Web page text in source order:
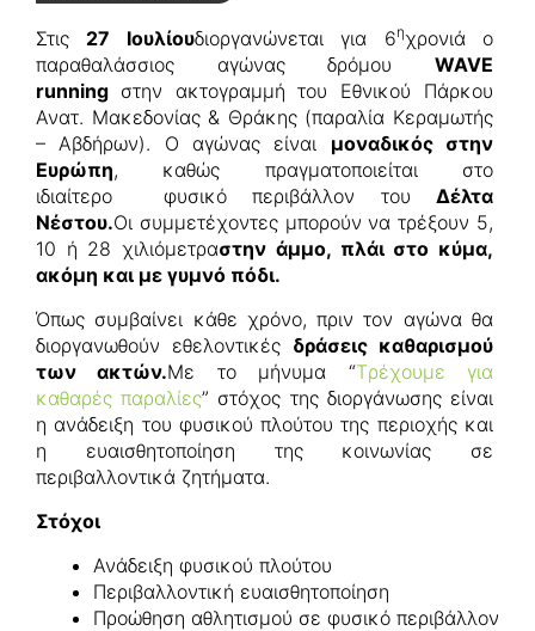
Στις 27 Ιουλίουδιοργανώνεται για 6ηχρονιά ο
παραθαλάσσιος αγώνας δρόμου WAVE
running στην ακτογραμμή του Εθνικού Πάρκου
Ανατ. Μακεδονίας & Θράκης (παραλία Κεραμωτής
– Αβδήρων). Ο αγώνας είναι μοναδικός στην
Ευρώπη, καθώς πραγματοποιείται στο
ιδιαίτερο φυσικό περιβάλλον του Δέλτα
Νέστου.Οι συμμετέχοντες μπορούν να τρέξουν 5,
10 ή 28 χιλιόμετραστην άμμο, πλάι στο κύμα,
ακόμη και με γυμνό πόδι.
Όπως συμβαίνει κάθε χρόνο, πριν τον αγώνα θα
διοργανωθούν εθελοντικές δράσεις καθαρισμού
των ακτών.Με το μήνυμα “Tρέχουμε για
καθαρές παραλίες” στόχος της διοργάνωσης είναι
η ανάδειξη του φυσικού πλούτου της περιοχής και
η ευαισθητοποίηση της κοινωνίας σε
περιβαλλοντικά ζητήματα.
Στόχοι
Ανάδειξη φυσικού πλούτου
Περιβαλλοντική ευαισθητοποίηση
Προώθηση αθλητισμού σε φυσικό περιβάλλον